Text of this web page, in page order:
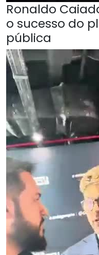
Ronaldo
o sucesso do
pública